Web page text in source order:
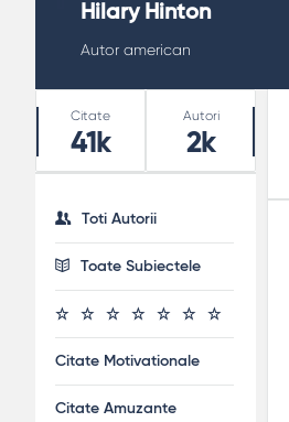
Hilary Hinton
Autor american
Stats
Citate
41k
Autori
2k
Toti Autorii
Toate Subiectele
Citate Motivationale
Citate Amuzante